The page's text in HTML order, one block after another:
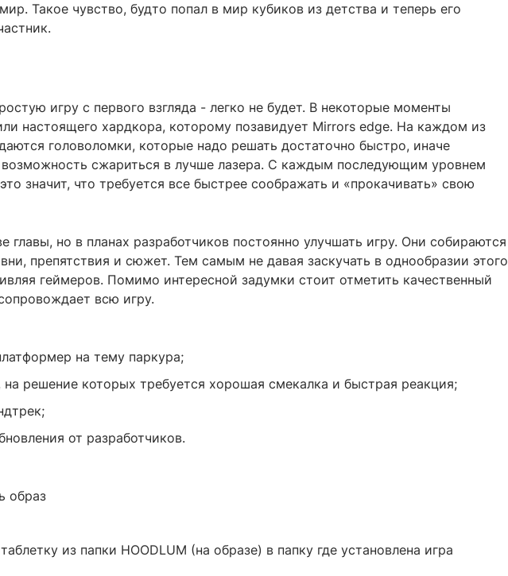
Такое чувство, будто попал в мир кубиков из детства и теперь его
игру с первого взгляда - легко не будет. В некоторые моменты
настоящего хардкора, которому позавидует Mirrors edge. На каждом из
головоломки, которые надо решать достаточно быстро, иначе
возможность сжариться в лучше лазера. С каждым последующим уровнем
значит, что требуется все быстрее соображать и «прокачивать» свою
главы, но в планах разработчиков постоянно улучшать игру. Они собираются
препятствия и сюжет. Тем самым не давая заскучать в однообразии этого
геймеров. Помимо интересной задумки стоит отметить качественный
всю игру.
на тему паркура;
на решение которых требуется хорошая смекалка и быстрая реакция;
от разработчиков.
образ
из папки HOODLUM (на образе) в папку где установлена игра